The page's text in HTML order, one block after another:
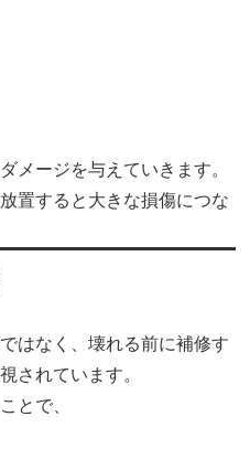
メージを与えていきます。
置すると大きな損傷につな
はなく、壊れる前に補修す
されています。
とで、